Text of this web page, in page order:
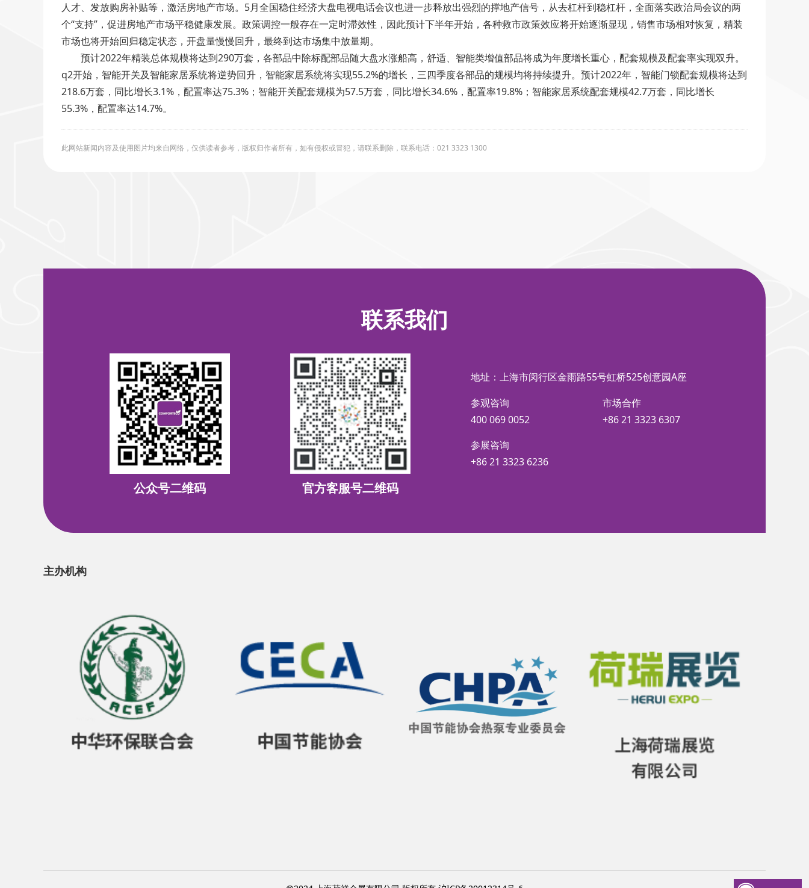
人才、发放购房补贴等，激活房地产市场。5月全国稳住经济大盘电视电话会议也进一步释放出强烈的撑地产信号，从去杠杆到稳杠杆，全面落实政治局会议的两
个“支持”，促进房地产市场平稳健康发展。政策调控一般存在一定时滞效性，因此预计下半年开始，各种救市政策效应将开始逐渐显现，销售市场相对恢复，精装
市场也将开始回归稳定状态，开盘量慢慢回升，最终到达市场集中放量期。
预计2022年精装总体规模将达到290万套，各部品中除标配部品随大盘水涨船高，舒适、智能类增值部品将成为年度增长重心，配套规模及配套率实现双升。
q2开始，智能开关及智能家居系统将逆势回升，智能家居系统将实现55.2%的增长，三四季度各部品的规模均将持续提升。预计2022年，智能门锁配套规模将达到
218.6万套，同比增长3.1%，配置率达75.3%；智能开关配套规模为57.5万套，同比增长34.6%，配置率19.8%；智能家居系统配套规模42.7万套，同比增长
55.3%，配置率达14.7%。
此网站新闻内容及使用图片均来自网络，仅供读者参考，版权归作者所有，如有侵权或冒犯，请联系删除，联系电话：021 3323 1300
联系我们
公众号二维码 官方客服号二维码
地址：上海市闵行区金雨路55号虹桥525创意园A座
参观咨询
400 069 0052
市场合作
+86 21 3323 6307
参展咨询
+86 21 3323 6236
主办机构